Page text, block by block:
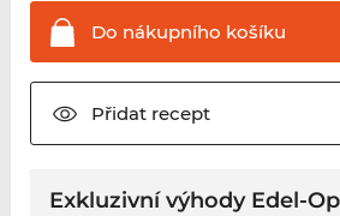
Do nákupního košíku
Přidatrecept
Exkluzivní výhody Edel-